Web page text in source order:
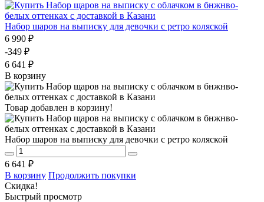
Набор шаров на выписку для девочки с ретро коляской
6 990 ₽
-349 ₽
6 641 ₽
В корзину
Товар добавлен в корзину!
Набор шаров на выписку для девочки с ретро коляской
6 641 ₽
В корзину Продолжить покупки
Скидка!
Быстрый просмотр